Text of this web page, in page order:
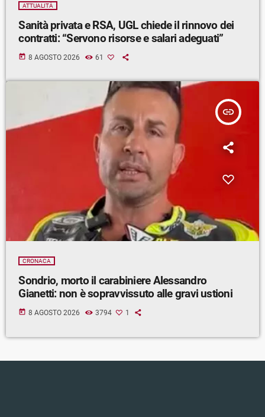
ATTUALITÀ
Sanità privata e RSA, UGL chiede il rinnovo dei
contratti: “Servono risorse e salari adeguati”
today 8 AGOSTO 2026 61
insert_link
CRONACA
Sondrio, morto il carabiniere Alessandro
Gianetti: non è sopravvissuto alle gravi ustioni
today 8 AGOSTO 2026 3794 1